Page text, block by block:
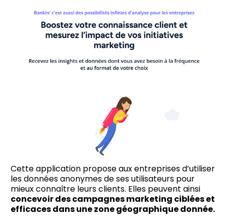
Cette application propose aux entreprises d’utiliser
les données anonymes de ses utilisateurs pour
mieux connaître leurs clients. Elles peuvent ainsi
concevoir des campagnes marketing ciblées et
efficaces dans une zone géographique donnée.